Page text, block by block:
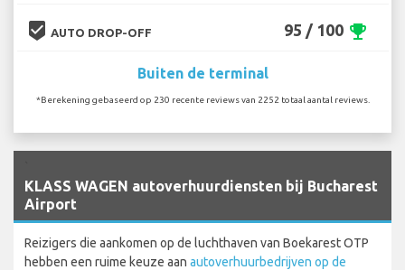
beenhere AUTO DROP-OFF 95 / 100 emoji_events
Buiten de terminal
*Berekening gebaseerd op 230 recente reviews van 2252 totaal aantal reviews.
KLASS WAGEN autoverhuurdiensten bij Bucharest
Airport
Reizigers die aankomen op de luchthaven van Boekarest OTP
hebben een ruime keuze aan autoverhuurbedrijven op de